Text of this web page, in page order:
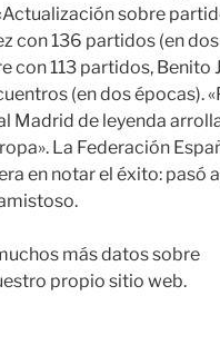
sobre
con 136 partidos (en
con 113 partidos, Benito
(en dos épocas).
Madrid de leyenda
La Federación
en notar el éxito: pasó
más datos sobre
propio sitio web.